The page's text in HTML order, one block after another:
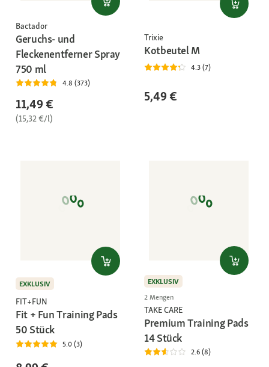
Bactador
Geruchs- und
Fleckenentferner Spray
750 ml
4.8 (373)
11,49 €
(15,32 €/l)
Trixie
Kotbeutel M
4.3 (7)
5,49 €
EXKLUSIV
FIT+FUN
Fit + Fun Training Pads
50 Stück
5.0 (3)
EXKLUSIV
2 Mengen
TAKE CARE
Premium Training Pads
14 Stück
2.6 (8)